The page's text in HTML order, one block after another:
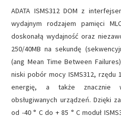
ADATA ISMS312 DOM z
wydajnym rodzajem pamięci
doskonałą wydajność oraz
250/40MB na sekundę
(ang Mean Time Between
niski pobór mocy ISMS312,
energię, a także znacznie
obsługiwanych urządzeń. Dzięki
od -40 ° C do + 85 ° C moduł